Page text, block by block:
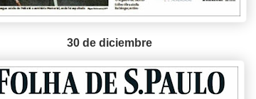
30 de diciembre